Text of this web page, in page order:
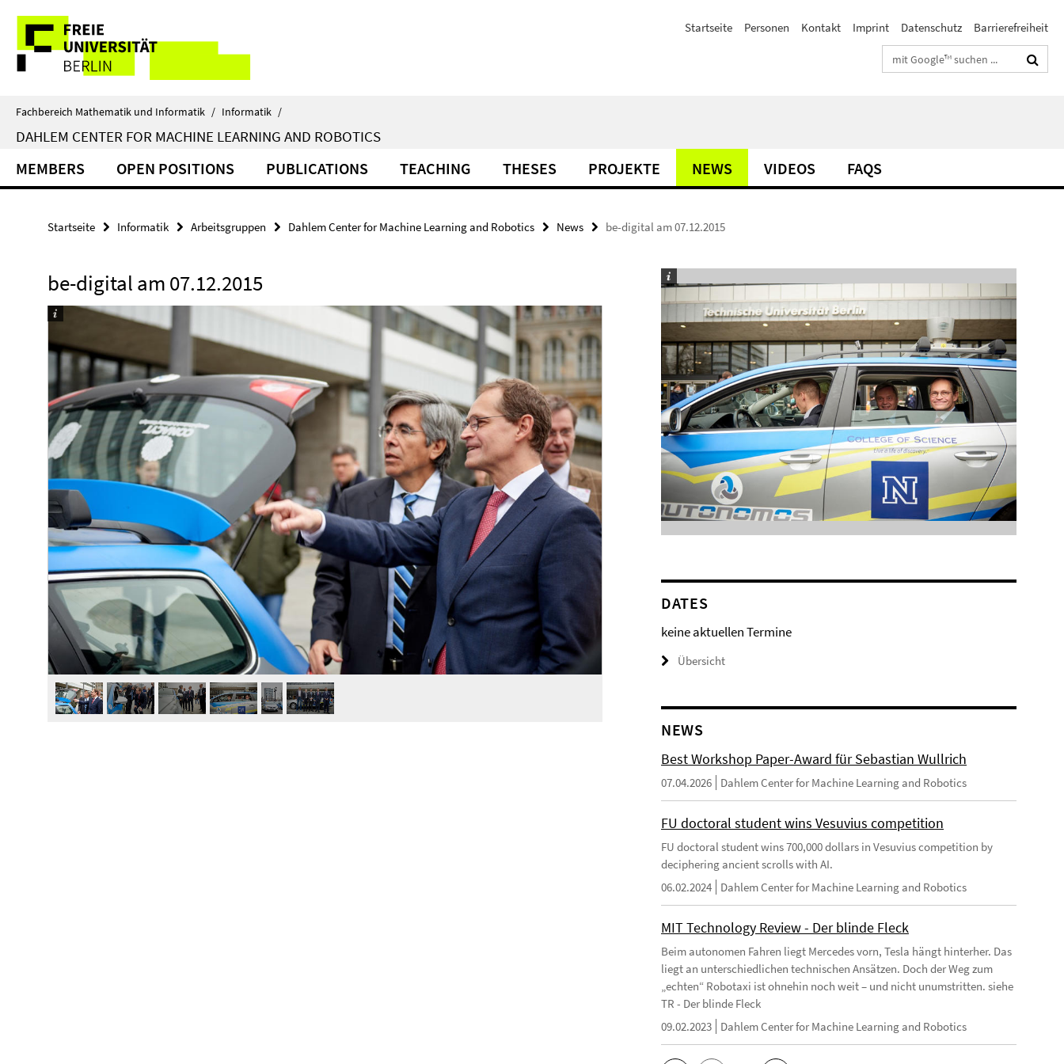
direkt
Inhalt
Service-
Navigation
Startseite Personen Kontakt Imprint Datenschutz
Barrierefreiheit
Suchbegriffe
Fachbereich Mathematik und Informatik / Informatik /
DAHLEM CENTER FOR MACHINE LEARNING AND ROBOTICS
MEMBERS OPEN POSITIONS PUBLICATIONS TEACHING THESES PROJEKTE NEWS VIDEOS FAQS
Startseite Informatik Arbeitsgruppen Dahlem Center for Machine Learning and Robotics News be-digital am 07.12.2015
be-digital am 07.12.2015
DATES
keine aktuellen Termine
Übersicht
NEWS
Best Workshop Paper-Award für Sebastian Wullrich
07.04.2026 Dahlem Center for Machine Learning and Robotics
FU doctoral student wins Vesuvius competition
FU doctoral student wins 700,000 dollars in Vesuvius competition by
deciphering ancient scrolls with AI.
06.02.2024
Dahlem Center for Machine Learning and Robotics
MIT Technology Review - Der blinde Fleck
Beim autonomen Fahren liegt Mercedes vorn, Tesla hängt hinterher. Das
liegt an unterschiedlichen technischen Ansätzen. Doch der Weg zum
„echten“ Robotaxi ist ohnehin noch weit – und nicht unumstritten. siehe
TR - Der blinde Fleck
09.02.2023
Dahlem Center for Machine Learning and Robotics